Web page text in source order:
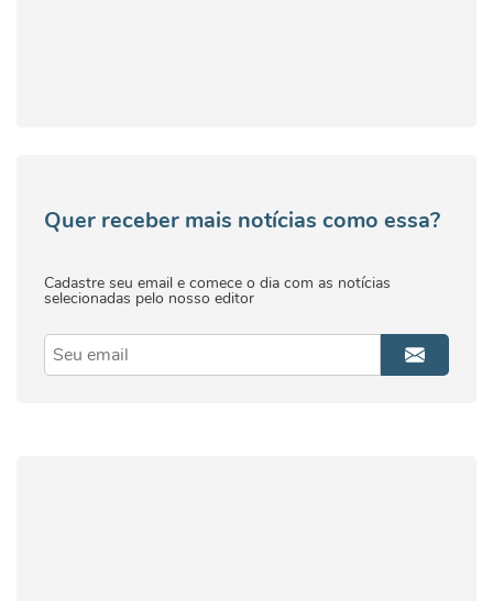
Quer receber mais notícias como essa?
Cadastre seu email e comece o dia com as notícias
selecionadas pelo nosso editor